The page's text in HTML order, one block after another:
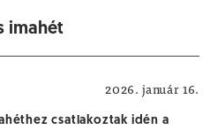
imahét
2026. január 16.
csatlakoztak idén a